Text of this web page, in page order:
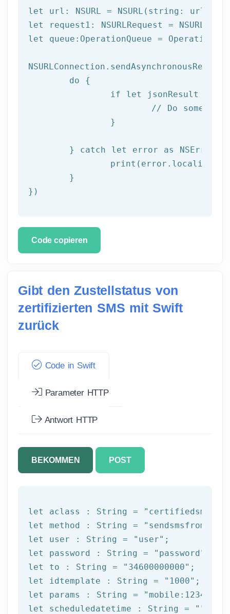
let url: NSURL = NSURL(string:
let request1: NSURLRequest =
let queue:OperationQueue =
})
Code copieren
Gibt den Zustellstatus von
zertifizierten SMS mit Swift
zurück
Code in Swift
Parameter HTTP
Antwort HTTP
BEKOMMEN POST
let aclass : String = "certifiedsms"
let
method : String =
let
user : String = "user"
let
password : String = "password"
let
to : String = "34600000000"
let
idtemplate : String = "1000"
let
params : String =
let
scheduledatetime : String = ""